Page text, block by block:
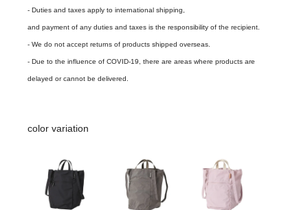
- Duties and taxes apply to international shipping,
and payment of any duties and taxes is the responsibility of the recipient.
- We do not accept returns of products shipped overseas.
- Due to the influence of COVID-19, there are areas where products are
delayed or cannot be delivered.
color variation